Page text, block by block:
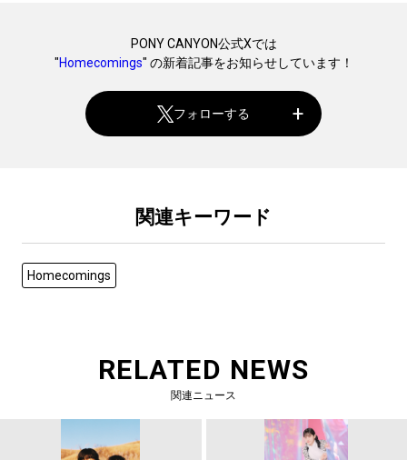
PONY CANYON公式Xでは
"Homecomings" の新着記事をお知らせしています！
フォローする
関連キーワード
Homecomings
RELATED NEWS
関連ニュース